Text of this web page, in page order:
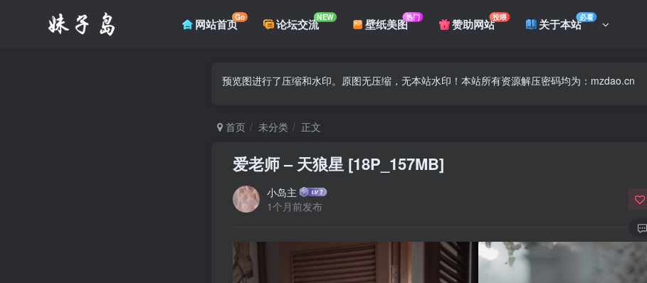
网站首页Go 论坛交流NEW 壁纸美图热门 赞助网站投喂 关于本站必看
预览图进行了压缩和水印。原图无压缩，无本站水印！本站所有资源解压密码均为：mzdao.cn
首页 未分类 正文
爱老师 – 天狼星 [18P_157MB]
小岛主
1个月前发布